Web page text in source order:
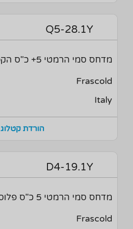
Q5-28.1Y
מדחס סמי הרמטי 5+ כ"ס הקפאה איטלקי
Frascold
Italy
הורדת קטלוג
D4-19.1Y
מדחס סמי הרמטי 5 כ"ס פלוס איטלקי
Frascold